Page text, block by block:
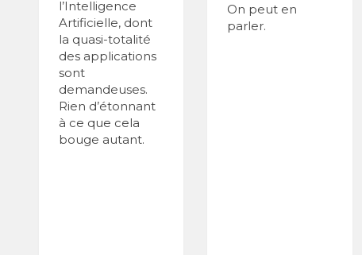
l’Intelligence
Artificielle, dont
la quasi-totalité
des applications
sont
demandeuses.
Rien d’étonnant
à ce que cela
bouge autant.
On peut en
parler.